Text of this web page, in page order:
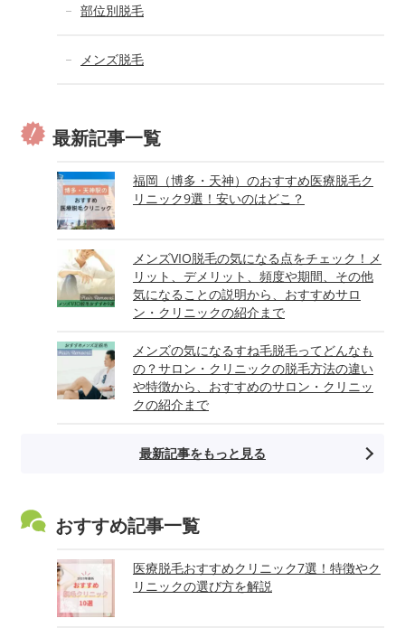
部位別脱毛
メンズ脱毛
最新記事一覧
福岡（博多・天神）のおすすめ医療脱毛ク
リニック9選！安いのはどこ？
メンズVIO脱毛の気になる点をチェック！メ
リット、デメリット、頻度や期間、その他
気になることの説明から、おすすめサロ
ン・クリニックの紹介まで
メンズの気になるすね毛脱毛ってどんなも
の？サロン・クリニックの脱毛方法の違い
や特徴から、おすすめのサロン・クリニッ
クの紹介まで
最新記事をもっと見る
おすすめ記事一覧
医療脱毛おすすめクリニック7選！特徴やク
リニックの選び方を解説